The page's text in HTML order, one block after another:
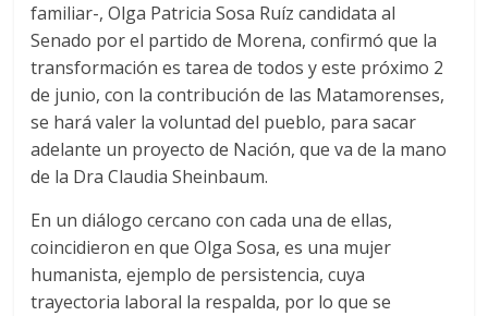
familiar-, Olga Patricia Sosa Ruíz candidata al
Senado por el partido de Morena, confirmó que la
transformación es tarea de todos y este próximo 2
de junio, con la contribución de las Matamorenses,
se hará valer la voluntad del pueblo, para sacar
adelante un proyecto de Nación, que va de la mano
de la Dra Claudia Sheinbaum.
En un diálogo cercano con cada una de ellas,
coincidieron en que Olga Sosa, es una mujer
humanista, ejemplo de persistencia, cuya
trayectoria laboral la respalda, por lo que se